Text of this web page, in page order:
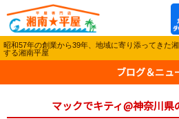
昭和57年の創業から39年、地域に寄り添ってきた
する湘南平屋
ブログ＆ニュ
マックでキティ@神奈川